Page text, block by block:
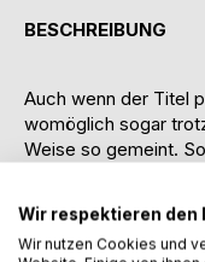
BESCHREIBUNG
Auch wenn der Titel
womöglich sogar
Weise so gemeint.
Menschen- vor
einem im ersten
versetzten und den
Wir respektieren den
Wir nutzen Cookies und